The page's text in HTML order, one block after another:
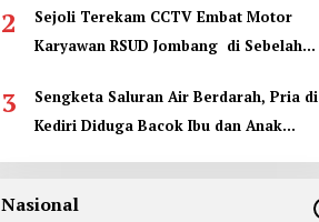
2
Sejoli Terekam CCTV Embat Motor
Karyawan RSUD Jombang di Sebelah
3
Sengketa Saluran Air Berdarah, Pria di
Kediri Diduga Bacok Ibu dan Anak
Nasional